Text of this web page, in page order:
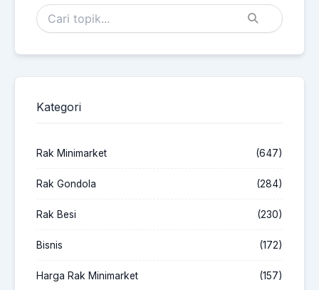
Kategori
Rak Minimarket (647)
Rak Gondola (284)
Rak Besi (230)
Bisnis (172)
Harga Rak Minimarket (157)